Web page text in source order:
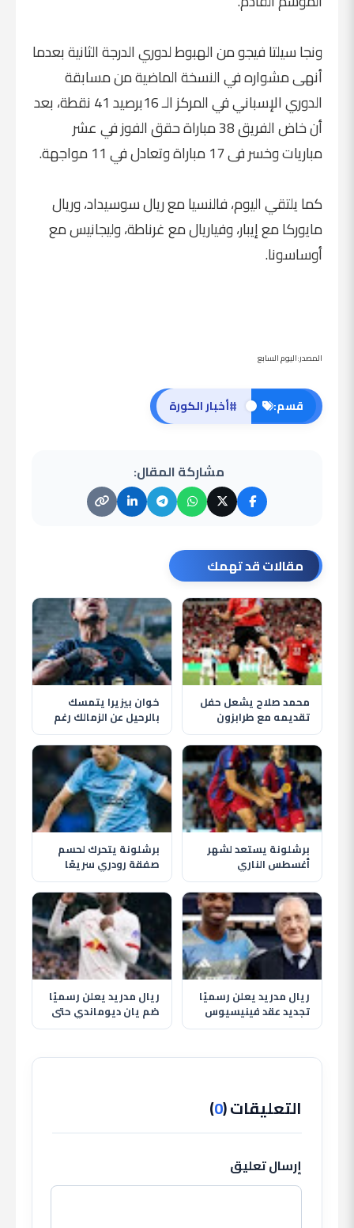
ونجا سيلتا فيجو من الهبوط لدوري الدرجة الثانية بعدما
أنهى مشواره في النسخة الماضية من مسابقة
الدوري الإسباني في المركز الـ 16برصيد 41 نقطة، بعد
أن خاض الفريق 38 مباراة حقق الفوز في عشر
مباريات وخسر فى 17 مباراة وتعادل في 11 مواجهة.
كما يلتقي اليوم، فالنسيا مع ريال سوسيداد، وريال
مايوركا مع إيبار، وفياريال مع غرناطة، وليجانيس مع
أوساسونا.
المصدر:اليوم السابع
قسم: #أخبار الكورة
مشاركة المقال:
مقالات قد تهمك
محمد صلاح يشعل حفل
تقديمه مع طرابزون
سبور وسط استقبال
تاريخي للجماهير
خوان بيزيرا يتمسك
بالرحيل عن الزمالك رغم
قرار النادي وغموض
مصيره
برشلونة يستعد لشهر
أغسطس الناري
بمواجهة الأهلي وظهور
حمزة عبد الكريم
برشلونة يتحرك لحسم
صفقة رودري سريعًا
وسط مخاوف من تدخل
ريال مدريد
ريال مدريد يعلن رسميًا
تجديد عقد فينيسيوس
جونيور حتى 2032
ريال مدريد يعلن رسميًا
ضم يان ديوماندي حتى
2033 في أغلى صفقة
التعليقات (0
)
إرسال تعليق